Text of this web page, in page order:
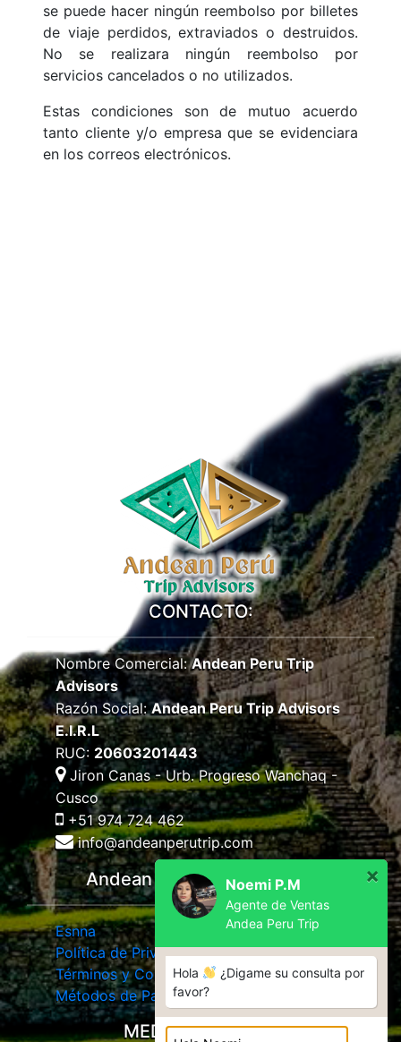
se puede hacer ningún reembolso por billetes
de viaje perdidos, extraviados o destruidos.
No se realizara ningún reembolso por
servicios cancelados o no utilizados.
Estas condiciones son de mutuo acuerdo
tanto cliente y/o empresa que se evidenciara
en los correos electrónicos.
CONTACTO:
Nombre Comercial:Andean Peru Trip
Advisors
Razón Social:Andean Peru Trip Advisors
E.I.R.L
RUC: 20603201443
Jiron Canas - Urb. Progreso Wanchaq -
Cusco
+51 974 724 462
info@andeanperutrip.com
Andean Peru Trip Advisors
Esnna
Política de Privacidad
Términos y Condiciones
Métodos de Pago
MEDIOS DE PAGO:
Noemi P.M
Agente de Ventas
Andea Peru Trip
×
Hola
¿Digame su consulta por
favor?